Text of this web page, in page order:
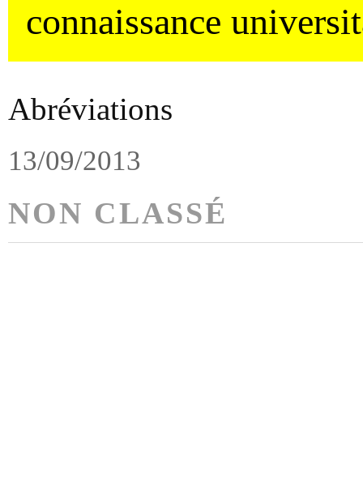
connaissance
Abréviations
13/09/2013
NON CLASSÉ